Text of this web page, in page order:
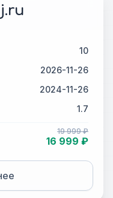
10
2026-11-26
2024-11-26
1.7
19 999 ₽
16 999 ₽